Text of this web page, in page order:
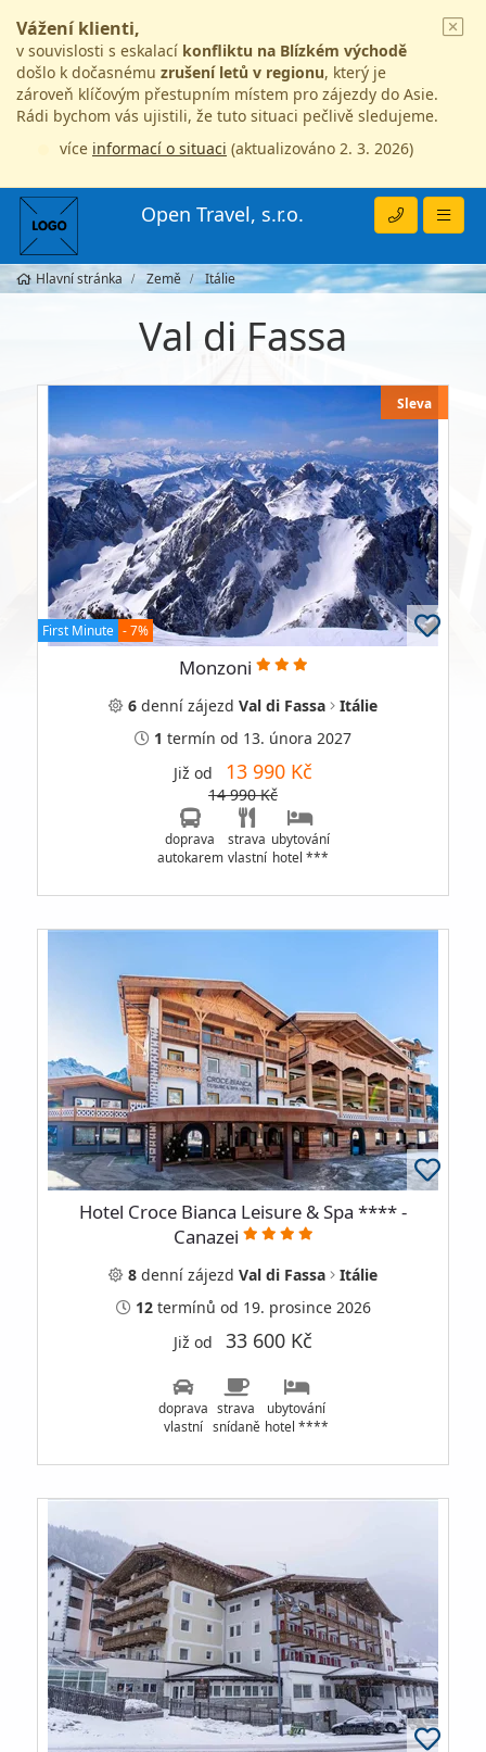
Vážení klienti,
v souvislosti s eskalací konfliktu na Blízkém východě
došlo k dočasnému zrušení letů v regionu, který je
zároveň klíčovým přestupním místem pro zájezdy do Asie.
Rádi bychom vás ujistili, že tuto situaci pečlivě sledujeme.
více informací o situaci (aktualizováno 2. 3. 2026)
Open Travel, s.r.o.
Hlavní stránka Země Itálie
Val di Fassa
Sleva
First Minute - 7%
Monzoni
6 denní zájezd Val di Fassa
Itálie
1 termín od 13. února 2027
Již od 13 990 Kč
14 990 Kč
doprava
autokarem
strava
vlastní
ubytování
hotel ***
Hotel Croce Bianca Leisure & Spa **** -
Canazei
8 denní zájezd Val di Fassa
Itálie
12termínů od 19. prosince 2026
Již od 33 600 Kč
doprava
vlastní
strava
snídaně
ubytování
hotel ****